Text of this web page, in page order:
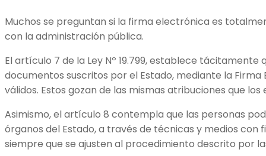
Muchos se preguntan si la firma electrónica es
con la administración pública.
El artículo 7 de la Ley Nº 19.799, establece
documentos suscritos por el Estado, mediante la Firma
válidos. Estos gozan de las mismas atribuciones que
Asimismo, el artículo 8 contempla que las personas
órganos del Estado, a través de técnicas y medios con
siempre que se ajusten al procedimiento descrito por